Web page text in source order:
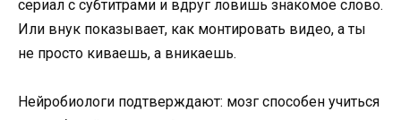
сериал с субтитрами и вдруг ловишь знакомое слово.
Или внук показывает, как монтировать видео, а ты
не просто киваешь, а вникаешь.
Нейробиологи подтверждают: мозг способен учиться